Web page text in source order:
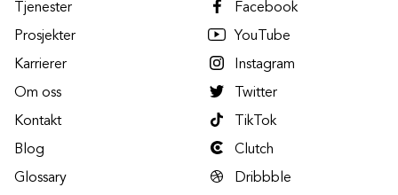
Tjenester
Prosjekter
Karrierer
Om oss
Kontakt
Blog
Glossary
Facebook
YouTube
Instagram
Twitter
TikTok
Clutch
Dribbble